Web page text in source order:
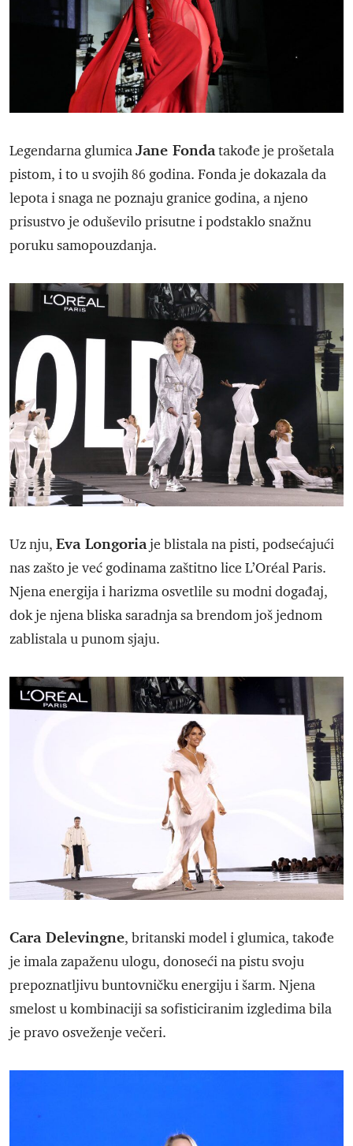
Legendarna glumicaJane Fondatakođe je prošetala
pistom, i to u svojih 86 godina. Fonda je dokazala da
lepota i snaga ne poznaju granice godina, a njeno
prisustvo je oduševilo prisutne i podstaklo snažnu
poruku samopouzdanja.
Uz nju, Eva Longoriaje blistala na pisti, podsećajući
nas zašto je već godinama zaštitno lice L’Oréal Paris.
Njena energija i harizma osvetlile su modni događaj,
dok je njena bliska saradnja sa brendom još jednom
zablistala u punom sjaju.
Cara Delevingne, britanski model i glumica, takođe
je imala zapaženu ulogu, donoseći na pistu svoju
prepoznatljivu buntovničku energiju i šarm. Njena
smelost u kombinaciji sa sofisticiranim izgledima bila
je pravo osveženje večeri.